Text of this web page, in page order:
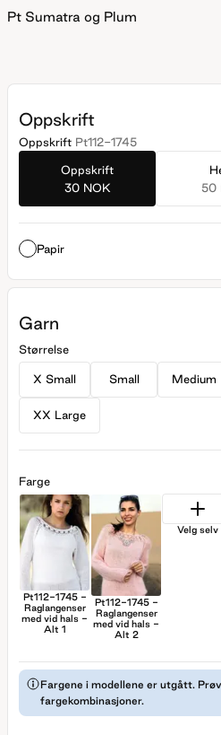
Pt Sumatra og Plum
Oppskrift
Oppskrift Pt112-1745
Oppskrift
30 NOK
50
Papir
Garn
Størrelse
X Small Small Medium
XX Large
Farge
Pt112-1745 -
Raglangenser
med vid hals -
Alt 1
Pt112-1745 -
Raglangenser
med vid hals -
Alt 2
Velg selv
Fargene i modellene er utgått.
fargekombinasjoner.